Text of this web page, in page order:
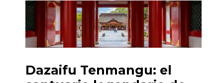
Dazaifu Tenmangu: el